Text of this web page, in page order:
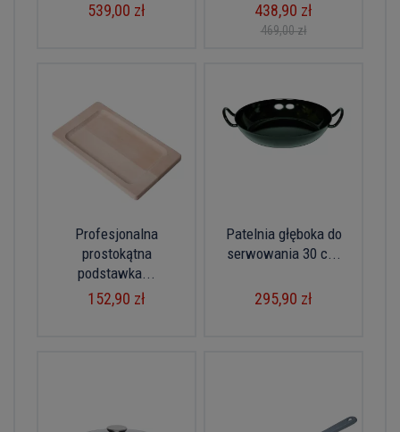
539,00 zł 438,90 zł
469,00 zł
Profesjonalna
prostokątna
podstawka...
152,90 zł
Patelnia głęboka do
serwowania 30 c...
295,90 zł